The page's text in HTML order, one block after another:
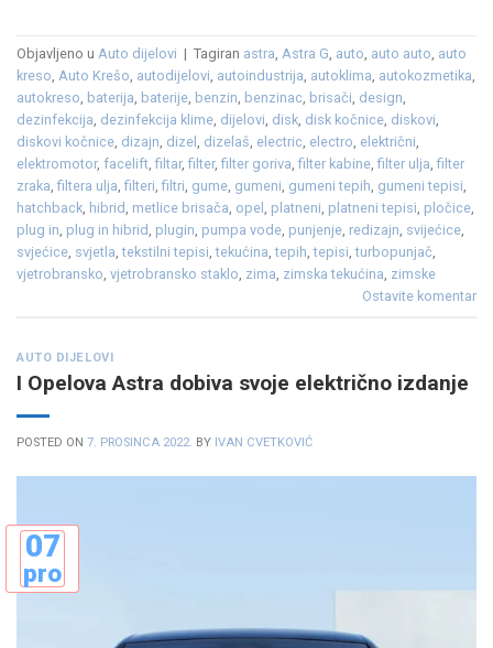
Objavljeno u Auto dijelovi | Tagiran astra, Astra G, auto, auto auto, auto
kreso, Auto Krešo, autodijelovi, autoindustrija, autoklima, autokozmetika,
autokreso, baterija, baterije, benzin, benzinac, brisači, design,
dezinfekcija, dezinfekcija klime, dijelovi, disk, disk kočnice, diskovi,
diskovi kočnice, dizajn, dizel , dizelaš, electric, electro, električni,
elektromotor, facelift,filtar,filter,filter goriva,filter kabine,filter ulja,filter
zraka,filtera ulja,filteri,filtri, gume, gumeni, gumeni tepih, gumeni tepisi,
hatchback, hibrid, metlice brisača, opel , platneni, platneni tepisi, pločice,
plug in, plug in hibrid, plugin, pumpa vode, punjenje, redizajn, svijećice,
svjećice, svjetla,tekstilni tepisi,tekućina,tepih,tepisi,turbopunjač,
vjetrobransko, vjetrobransko staklo, zima, zimska tekućina, zimske
Ostavite komentar
AUTO DIJELOVI
I Opelova Astra dobiva svoje električno izdanje
POSTED ON 7. PROSINCA 2022. BY IVAN CVETKOVIĆ
07
pro